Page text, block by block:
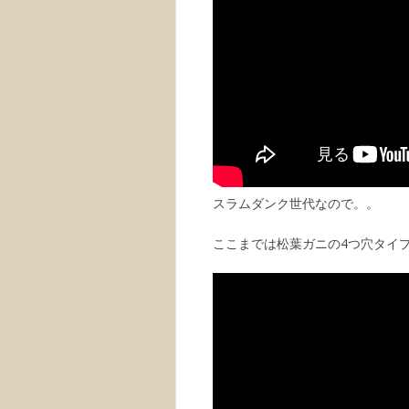
スラムダンク世代なので。。
ここまでは松葉ガニの4つ穴タイ